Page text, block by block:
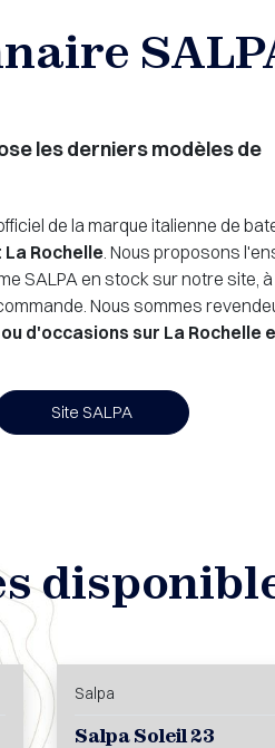
les derniers modèles de
de la marque italienne de
La Rochelle. Nous proposons
SALPA en stock sur notre site,
Nous sommes
d'occasions sur La Rochelle
Site SALPA
Salpa
Salpa Soleil 23